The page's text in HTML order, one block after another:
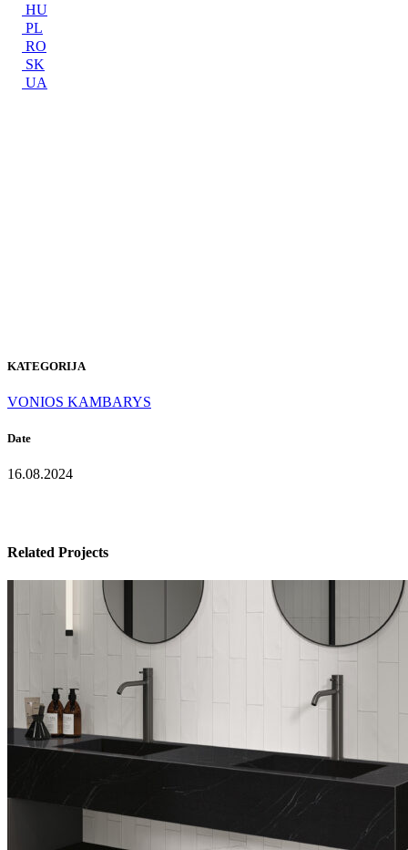
HU
PL
RO
SK
UA
KATEGORIJA
VONIOS KAMBARYS
Date
16.08.2024
Related Projects